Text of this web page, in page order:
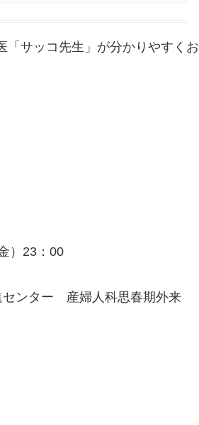
「サッコ先生」が分かりやすくお
）23：00
センター 産婦人科思春期外来